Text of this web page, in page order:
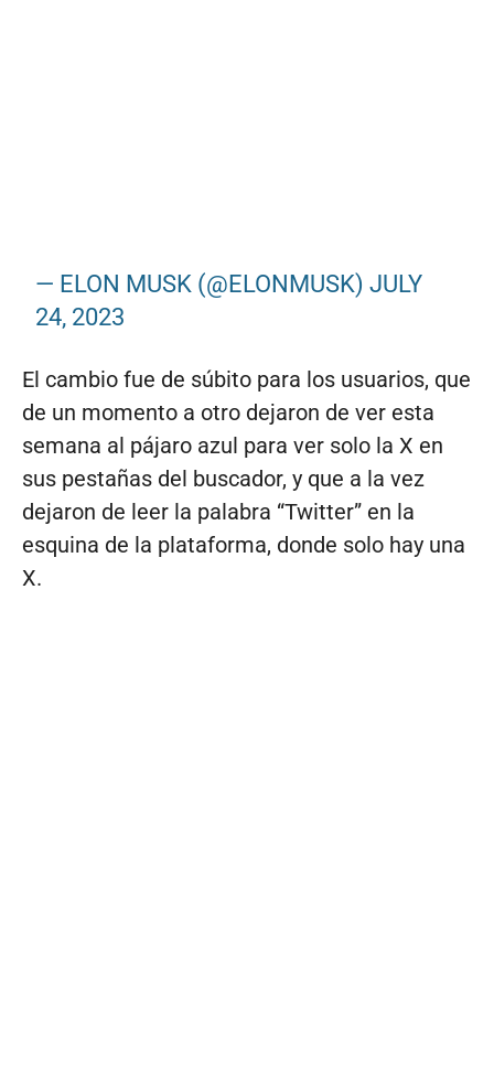
— ELON MUSK (@ELONMUSK)JULY
24, 2023
El cambio fue de súbito para los usuarios, que
de un momento a otro dejaron de ver esta
semana al pájaro azul para ver solo la X en
sus pestañas del buscador, y que a la vez
dejaron de leer la palabra “Twitter” en la
esquina de la plataforma, donde solo hay una
X.